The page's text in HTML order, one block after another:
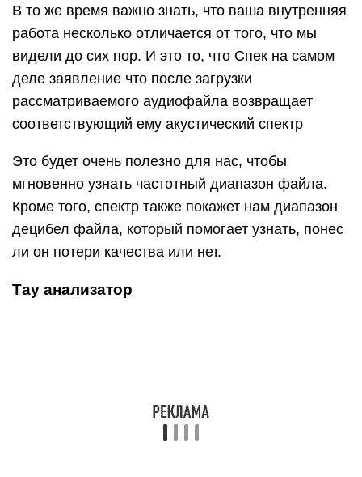
В то же время важно знать, что ваша внутренняя
работа несколько отличается от того, что мы
видели до сих пор. И это то, что Спек на самом
деле заявление что после загрузки
рассматриваемого аудиофайла возвращает
соответствующий ему акустический спектр
Это будет очень полезно для нас, чтобы
мгновенно узнать частотный диапазон файла.
Кроме того, спектр также покажет нам диапазон
децибел файла, который помогает узнать, понес
ли он потери качества или нет.
Тау анализатор